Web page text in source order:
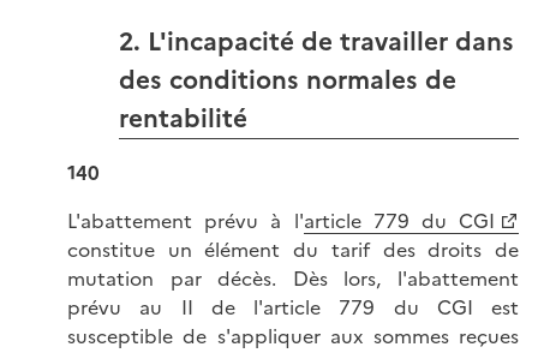
2. L'incapacité de travailler dans
des conditions normales de
rentabilité
140
L'abattement prévu à l'article 779 du CGI
constitue un élément du tarif des droits de
mutation par décès. Dès lors, l'abattement
prévu au II de l'article 779 du CGI est
susceptible de s'appliquer aux sommes reçues